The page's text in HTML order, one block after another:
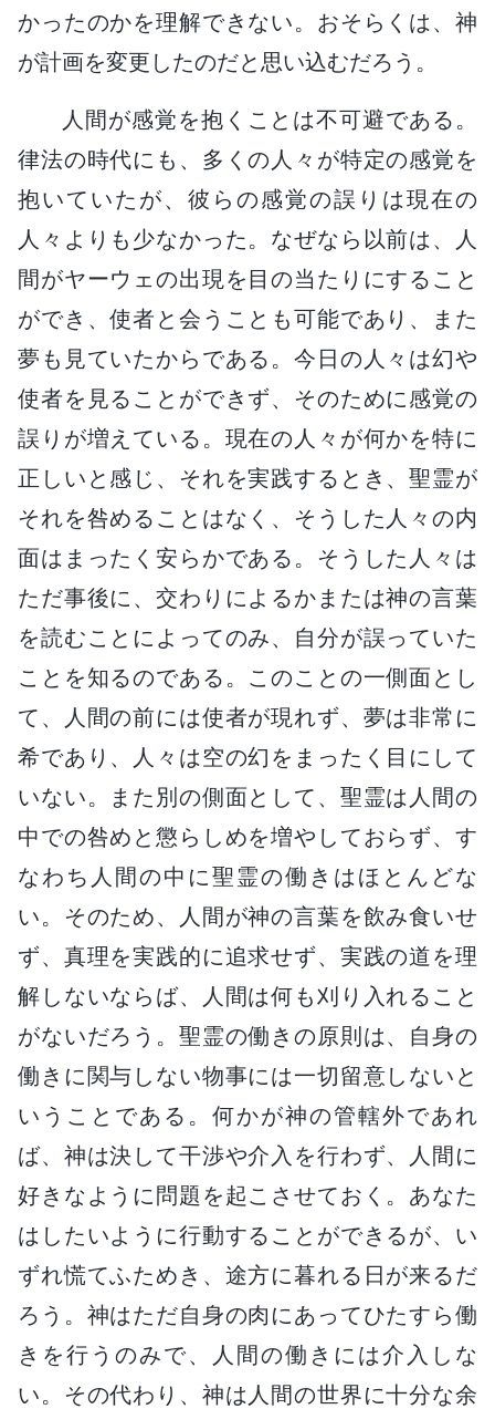
かったのかを理解できない。おそらくは、神
が計画を変更したのだと思い込むだろう。
人間が感覚を抱くことは不可避である。
律法の時代にも、多くの人々が特定の感覚を
抱いていたが、彼らの感覚の誤りは現在の
人々よりも少なかった。なぜなら以前は、人
間がヤーウェの出現を目の当たりにすること
ができ、使者と会うことも可能であり、また
夢も見ていたからである。今日の人々は幻や
使者を見ることができず、そのために感覚の
誤りが増えている。現在の人々が何かを特に
正しいと感じ、それを実践するとき、聖霊が
それを咎めることはなく、そうした人々の内
面はまったく安らかである。そうした人々は
ただ事後に、交わりによるかまたは神の言葉
を読むことによってのみ、自分が誤っていた
ことを知るのである。このことの一側面とし
て、人間の前には使者が現れず、夢は非常に
希であり、人々は空の幻をまったく目にして
いない。また別の側面として、聖霊は人間の
中での咎めと懲らしめを増やしておらず、す
なわち人間の中に聖霊の働きはほとんどな
い。そのため、人間が神の言葉を飲み食いせ
ず、真理を実践的に追求せず、実践の道を理
解しないならば、人間は何も刈り入れること
がないだろう。聖霊の働きの原則は、自身の
働きに関与しない物事には一切留意しないと
いうことである。何かが神の管轄外であれ
ば、神は決して干渉や介入を行わず、人間に
好きなように問題を起こさせておく。あなた
はしたいように行動することができるが、い
ずれ慌てふためき、途方に暮れる日が来るだ
ろう。神はただ自身の肉にあってひたすら働
きを行うのみで、人間の働きには介入しな
い。その代わり、神は人間の世界に十分な余